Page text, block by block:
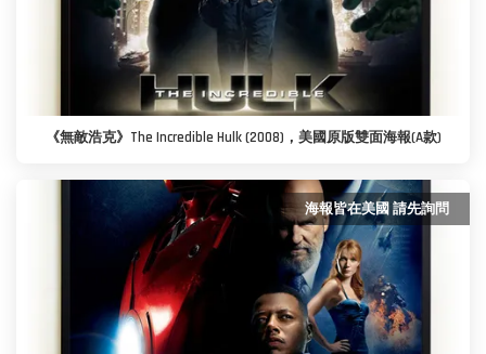
《無敵浩克》The Incredible Hulk (2008)，美國原版雙面海報(A款)
海報皆在美國 請先詢問